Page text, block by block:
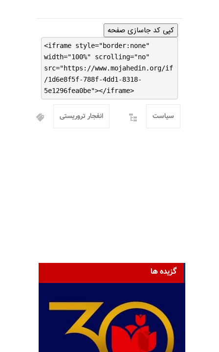
کپی کد جاسازی صفحه
<iframe style="border:none"
width="100%" scrolling="no"
src="https://www.mojahedin.org/if
/1d6e8f5f-788f-4dd1-8318-
5e1296fea0be"></iframe>
انفجار تروریستی سیاست
گزیده ها